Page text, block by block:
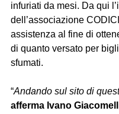
infuriati da mesi. Da qui
dell’associazione
assistenza al fine di
di quanto versato per
sfumati.
“Andando sul sito di
afferma Ivano